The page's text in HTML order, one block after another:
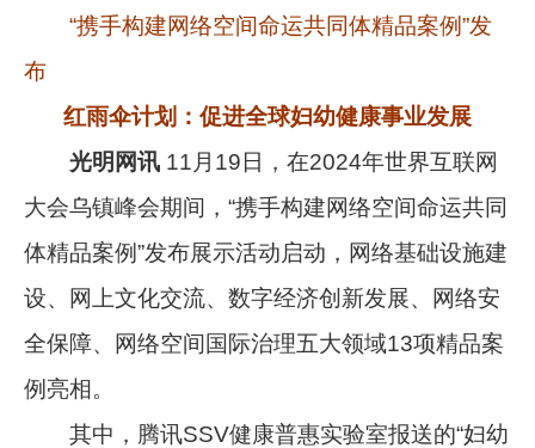
“携手构建网络空间命运共同体精品案例”发
布
红雨伞计划：促进全球妇幼健康事业发展
光明网讯 11月19日，在2024年世界互联网
大会乌镇峰会期间，“携手构建网络空间命运共同
体精品案例”发布展示活动启动，网络基础设施建
设、网上文化交流、数字经济创新发展、网络安
全保障、网络空间国际治理五大领域13项精品案
例亮相。
其中，腾讯SSV健康普惠实验室报送的“妇幼